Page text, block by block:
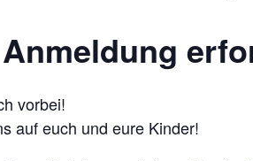
vorbei!
auf euch und eure Kinder!